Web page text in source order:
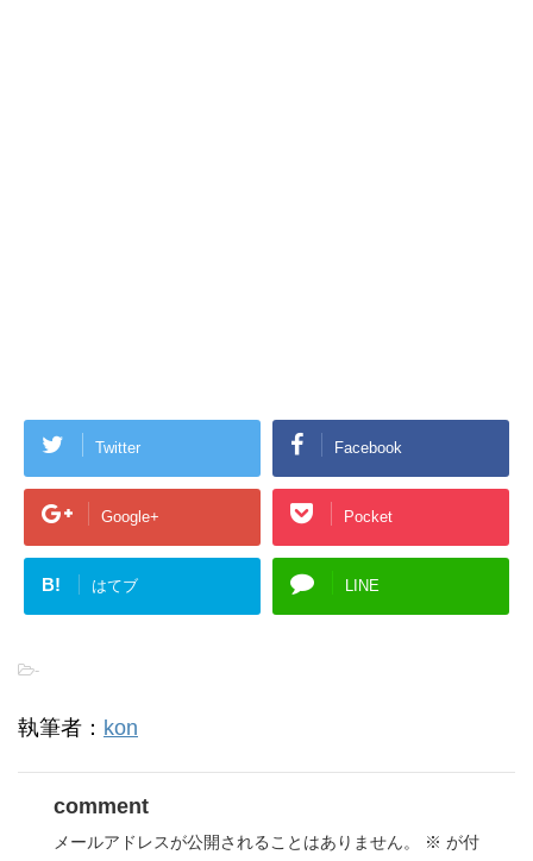
Twitter Facebook
Google+ Pocket
B! はてブ LINE
-
執筆者： kon
comment
メールアドレスが公開されることはありません。 ※ が付